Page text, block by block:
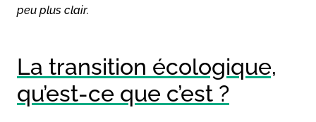
peu plus clair.
La transition écologique,
qu’est-ce que c’est ?